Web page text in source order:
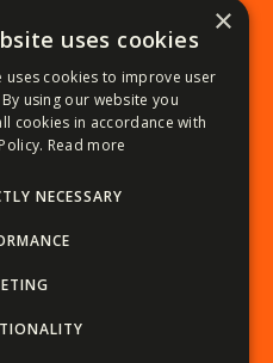
LINKURI UTILE
Tururi moto
×
uses cookies
uses cookies to improve user
using our website you
cookies in accordance with
Read more
NECESSARY